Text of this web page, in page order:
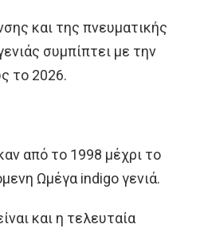
και της πνευματικής
συμπίπτει με την
το 2026.
από το 1998 μέχρι το
Ωμέγα indigo γενιά.
και η τελευταία